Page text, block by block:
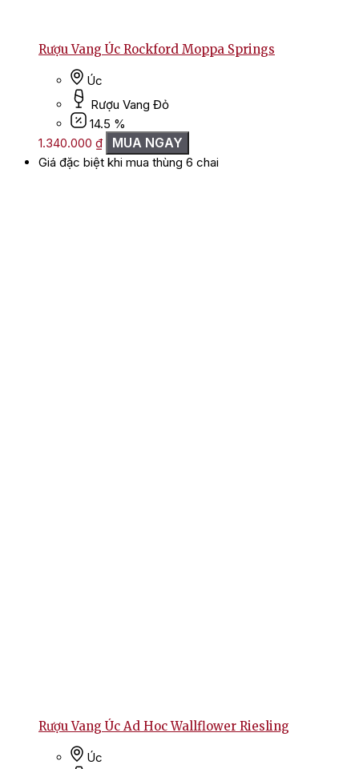
Rượu Vang Úc Rockford Moppa Springs
Úc
Rượu Vang Đỏ
14.5 %
1.340.000 ₫ MUA NGAY
Giá đặc biệt khi mua thùng 6 chai
Rượu Vang Úc Ad Hoc Wallflower Riesling
Úc